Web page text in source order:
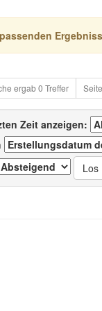
ergab 0 Treffer Seite
Zeit anzeigen: